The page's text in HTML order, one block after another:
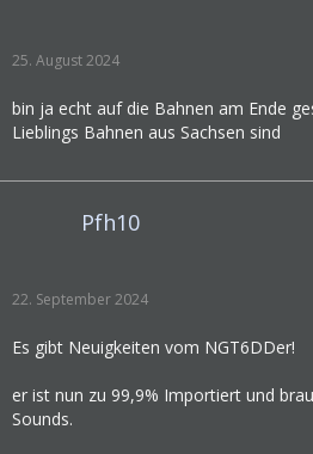
25. August 2024
bin ja echt auf die Bahnen am Ende
Lieblings Bahnen aus Sachsen sind
Pfh10
22. September 2024
Es gibt Neuigkeiten vom NGT6DDer!
er ist nun zu 99,9% Importiert und
Sounds.